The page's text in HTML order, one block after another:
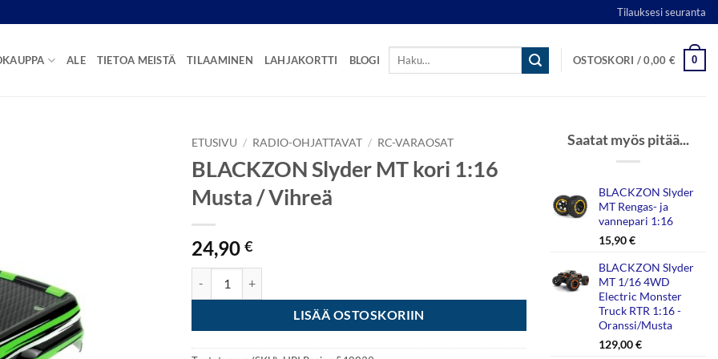
Tilauksesi seuranta
ALE TIETOA MEISTÄ TILAAMINEN LAHJAKORTTI BLOGI
Etsi:
OSTOSKORI /0,00 € 0
ETUSIVU / RADIO-OHJATTAVAT / RC-VARAOSAT
BLACKZON Slyder MT kori 1:16
Musta / Vihreä
24,90 €
LISÄÄ OSTOSKORIIN
Saatat myös pitää...
BLACKZON Slyder
MT Rengas- ja
vannepari 1:16
15,90€
BLACKZON Slyder
MT 1/16 4WD
Electric Monster
Truck RTR 1:16 -
Oranssi/Musta
129,00€